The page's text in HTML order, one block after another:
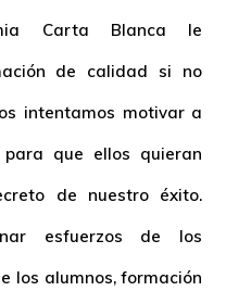
Carta Blanca le
de calidad si no
intentamos motivar a
que ellos quieran
de nuestro éxito.
esfuerzos de los
los alumnos, formación